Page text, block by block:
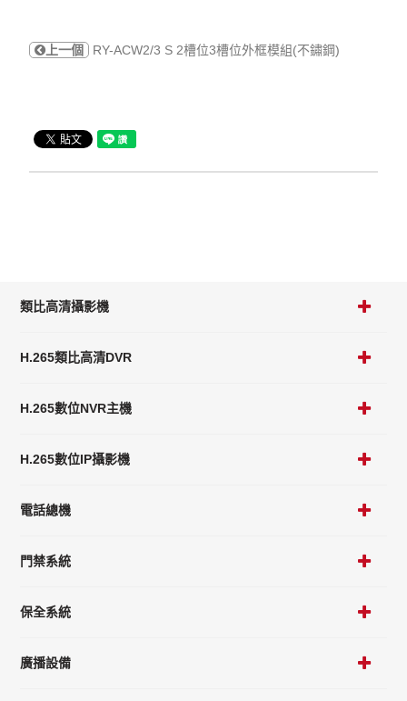
類比高清攝影機
H.265類比高清DVR
H.265數位NVR主機
H.265數位IP攝影機
電話總機
門禁系統
保全系統
廣播設備
上一個 RY-ACW2/3 S 2槽位3槽位外框模組(不鏽鋼)